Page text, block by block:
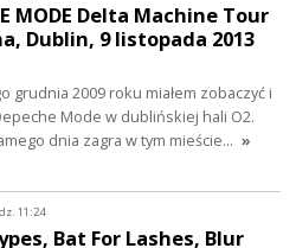
MODE Delta Machine Tour
Dublin, 9 listopada 2013
grudnia 2009 roku miałem zobaczyć i
Mode w dublińskiej hali O2.
dnia zagra w tym mieście… »
11:24
Bat For Lashes, Blur